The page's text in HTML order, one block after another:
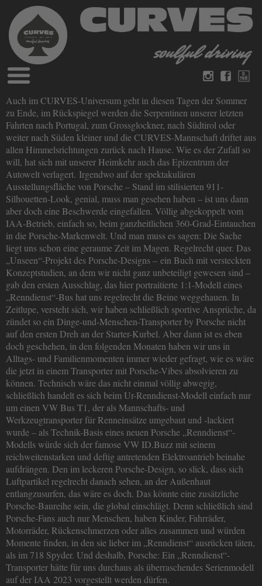
Blog
Magazine
Bücher
Videos
Deutsch Englisch
über Curves
Impressum
Datenschutz
Kontakt
Auch im CURVES-Universum geht in diesen Tagen der Sommer
zu Ende, im Rückspiegel werden die Serpentinen unserer letzten
Fahrten nach Portugal, zum Grossglockner, nach Südtirol oder
weiter nach Süden kleiner und die CURVES-Mannschaft driftet aus
allen Himmelsrichtungen zurück nach Hause. Wie es der Zufall so
will, hat sich mit unserer Heimkehr auch das Epizentrum der
Autowelt verlagert. Irgendwo auf der spektakulären
Ausstellungsfläche von Porsche – Stand im stilisierten 911-
Silhouetten-Look, genial, muss man gesehen haben – ist uns dann
aber doch eine Beschwerde eingefallen. Völlig abgekoppelt vom
IAA-Betrieb, einfach so, beim ganzheitlichen 360-Grad-Eintauchen
in die Porsche-Markenwelt. Und man muss es sagen: Die Sache
liegt uns schon eine geraume Zeit im Magen. Regelrecht quer. Das
„Unseen“-Projekt des Porsche-Designs – ein Buch mit versteckten
Konzeptstudien, an dem wir nicht ganz unbeteiligt gewesen sind –
gab den ersten Ausschlag, das hier portraitierte 1:1-Modell eines
„Renndienst“-Bus hat uns regelrecht die Beine weggehauen. In
Zeitlupe, versteht sich, wir haben schließlich sportive Ansprüche, da
zündet so ein Dinge-und-Menschen-Transporter by Porsche nicht
auf den ersten Dreh an der Starter-Kurbel. Aber dann ist es eben
doch geschehen, in den folgenden Monaten haben wir uns in
Alltags- und Familienmomenten immer wieder gefragt, wie es wäre
die jetzt in einem Transporter mit Porsche-Vibes absolvieren zu
können. Technisch wäre das nicht einmal völlig abwegig,
schließlich handelt es sich beim Ur-Renndienst-Modell einfach nur
um einen VW Bus T1, der als Mannschafts- und
Werkzeugtransporter für Renneinsätze umgebaut und -lackiert
wurde – als Technik-Basis eines neuen Porsche „Renndienst“-
Modells würde sich der famose VW ID.Buzz mit seinem
reichweitenstarken und deftig antretenden Elektroantrieb beinahe
aufdrängen. Den im leckeren Porsche-Design, so slick, dass sich
Luftpartikel regelrecht danach sehen, an der Außenhaut
entlangzusurfen, das wäre es doch. Das könnte eine zusätzliche
Porsche-Baureihe sein, die global einschlägt. Denn schließlich sind
Porsche-Fans auch nur Menschen, haben Kinder, Fahrräder,
Motorräder, Rückenschmerzen oder alles zusammen und würden
Momente finden, in den sie lieber im „Renndienst“ ausrücken täten,
als im 718 Spyder. Und deshalb, Porsche: Ein „Renndienst“-
Transporter hätte für uns durchaus als überraschendes Serienmodell
auf der IAA 2023 vorgestellt werden dürfen.